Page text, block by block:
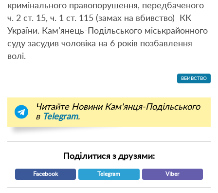
кримінального правопорушення, передбаченого
ч. 2 ст. 15, ч. 1 ст. 115 (замах на вбивство) КК
України. Кам’янець-Подільського міськрайонного
суду засудив чоловіка на 6 років позбавлення
волі.
ВБИВСТВО
Читайте Новини Кам'янця-Подільського
в Telegram.
Поділитися з друзями:
Facebook Telegram Viber